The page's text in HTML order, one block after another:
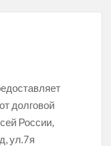
долговой
России,
ул.7я